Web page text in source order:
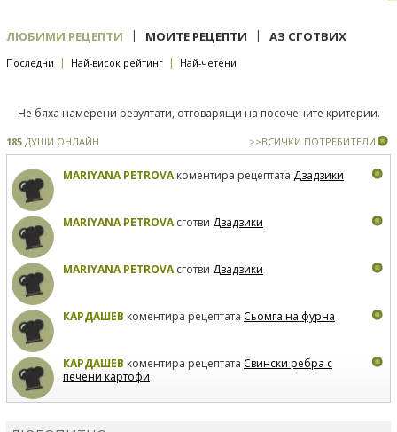
ЛЮБИМИ РЕЦЕПТИ | МОИТЕ РЕЦЕПТИ | АЗ СГОТВИХ
Последни | Най-висок рейтинг | Най-четени
Не бяха намерени резултати, отговарящи на посочените критерии.
185 ДУШИ ОНЛАЙН >>ВСИЧКИ ПОТРЕБИТЕЛИ
MARIYANA PETROVAкоментира рецептата Дзадзики
MARIYANA PETROVAсготви Дзадзики
MARIYANA PETROVAсготви Дзадзики
КАРДАШЕВ коментира рецептата Сьомга на фурна
КАРДАШЕВ коментира рецептата Свински ребра с
печени картофи